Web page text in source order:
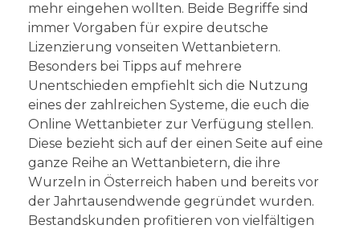
mehr eingehen wollten. Beide Begriffe sind
immer Vorgaben für expire deutsche
Lizenzierung vonseiten Wettanbietern.
Besonders bei Tipps auf mehrere
Unentschieden empfiehlt sich die Nutzung
eines der zahlreichen Systeme, die euch die
Online Wettanbieter zur Verfügung stellen.
Diese bezieht sich auf der einen Seite auf eine
ganze Reihe an Wettanbietern, die ihre
Wurzeln in Österreich haben und bereits vor
der Jahrtausendwende gegründet wurden.
Bestandskunden profitieren von vielfältigen